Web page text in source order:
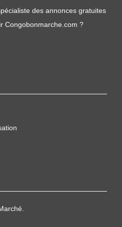
des annonces gratuites
Congobonmarche.com ?